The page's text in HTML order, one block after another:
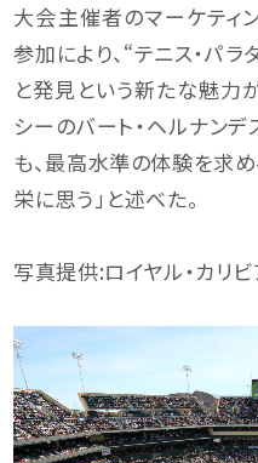
大会主催者のマーケティ
参加により、“テニス・パ
と発見という新たな魅力
シーのバート・ヘルナン
も、最高水準の体験を求
栄に思う」と述べた。
写真提供:ロイヤル・カリビ